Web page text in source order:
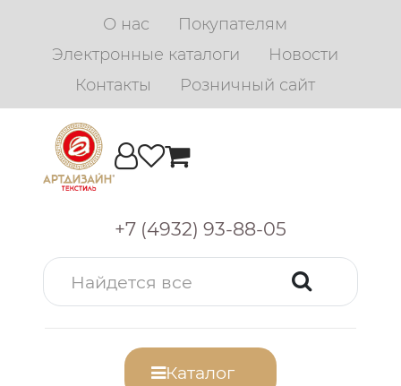
О нас
Покупателям
Электронные каталоги
Новости
Контакты
Розничный сайт
+7 (4932) 93-88-05
Каталог